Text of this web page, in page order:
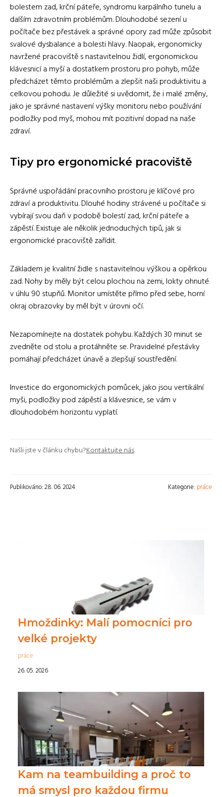
bolestem zad, krční páteře, syndromu karpálního tunelu a
dalším zdravotním problémům. Dlouhodobé sezení u
počítače bez přestávek a správné opory zad může způsobit
svalové dysbalance a bolesti hlavy. Naopak, ergonomicky
navržené pracoviště s nastavitelnou židlí, ergonomickou
klávesnicí a myší a dostatkem prostoru pro pohyb, může
předcházet těmto problémům a zlepšit naši produktivitu a
celkovou pohodu. Je důležité si uvědomit, že i malé změny,
jako je správné nastavení výšky monitoru nebo používání
podložky pod myš, mohou mít pozitivní dopad na naše
zdraví.
Tipy pro ergonomické pracoviště
Správné uspořádání pracovního prostoru je klíčové pro
zdraví a produktivitu. Dlouhé hodiny strávené u počítače si
vybírají svou daň v podobě bolestí zad, krční páteře a
zápěstí. Existuje ale několik jednoduchých tipů, jak si
ergonomické pracoviště zařídit.
Základem je kvalitní židle s nastavitelnou výškou a opěrkou
zad. Nohy by měly být celou plochou na zemi, lokty ohnuté
v úhlu 90 stupňů. Monitor umístěte přímo před sebe, horní
okraj obrazovky by měl být v úrovni očí.
Nezapomínejte na dostatek pohybu. Každých 30 minut se
zvedněte od stolu a protáhněte se. Pravidelné přestávky
pomáhají předcházet únavě a zlepšují soustředění.
Investice do ergonomických pomůcek, jako jsou vertikální
myši, podložky pod zápěstí a klávesnice, se vám v
dlouhodobém horizontu vyplatí.
Našli jste v článku chybu?Kontaktujte nás
Publikováno: 28. 06. 2024 Kategorie: práce
Hmoždinky: Malí pomocníci pro
velké projekty
práce
26. 05. 2026
Kam na teambuilding a proč to
má smysl pro každou firmu